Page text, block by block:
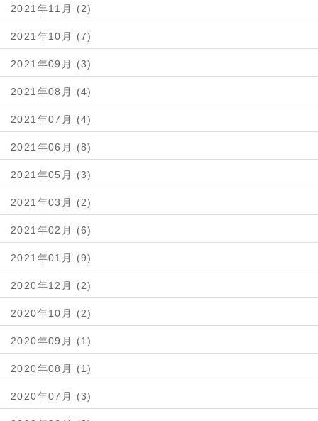
2021年11月 (2)
2021年10月 (7)
2021年09月 (3)
2021年08月 (4)
2021年07月 (4)
2021年06月 (8)
2021年05月 (3)
2021年03月 (2)
2021年02月 (6)
2021年01月 (9)
2020年12月 (2)
2020年10月 (2)
2020年09月 (1)
2020年08月 (1)
2020年07月 (3)